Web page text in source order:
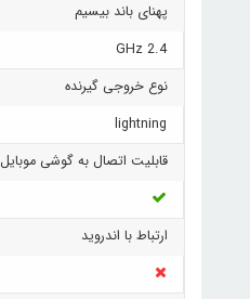
پهنای باند بیسیم
2.4 GHz
نوع خروجی گیرنده
lightning
قابلیت اتصال به گوشی موبایل
ارتباط با اندروید